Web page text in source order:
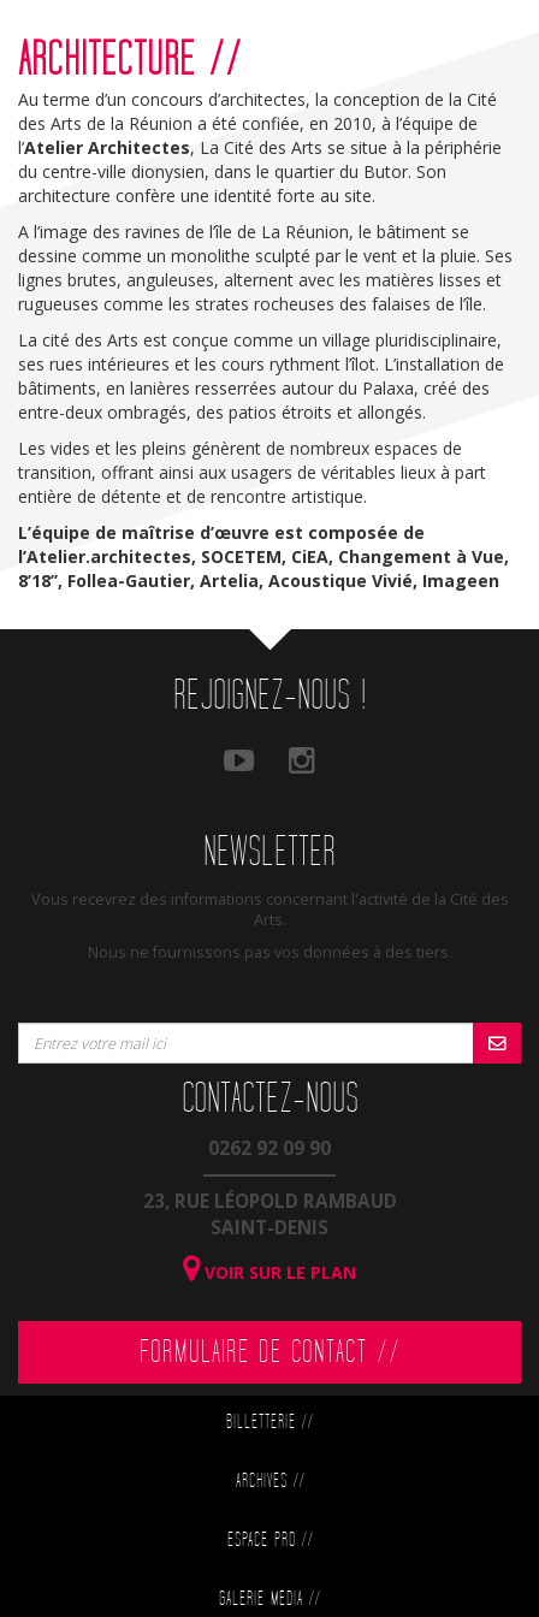
ARCHITECTURE //
Au terme d’un concours d’architectes, la conception de la Cité
des Arts de la Réunion a été confiée, en 2010, à l’équipe de
l’Atelier Architectes, La Cité des Arts se situe à la périphérie
du centre-ville dionysien, dans le quartier du Butor. Son
architecture confère une identité forte au site.
A l’image des ravines de l’île de La Réunion, le bâtiment se
dessine comme un monolithe sculpté par le vent et la pluie. Ses
lignes brutes, anguleuses, alternent avec les matières lisses et
rugueuses comme les strates rocheuses des falaises de l’île.
La cité des Arts est conçue comme un village pluridisciplinaire,
ses rues intérieures et les cours rythment l’îlot. L’installation de
bâtiments, en lanières resserrées autour du Palaxa, créé des
entre-deux ombragés, des patios étroits et allongés.
Les vides et les pleins génèrent de nombreux espaces de
transition, offrant ainsi aux usagers de véritables lieux à part
entière de détente et de rencontre artistique.
L’équipe de maîtrise d’œuvre est composée de
l’Atelier.architectes, SOCETEM, CiEA, Changement à Vue,
8’18’’, Follea-Gautier, Artelia, Acoustique Vivié, Imageen
REJOIGNEZ-NOUS !
NEWSLETTER
Vous recevrez des informations concernant l'activité de la Cité des
Arts.
Nous ne fournissons pas vos données à des tiers.
CONTACTEZ-NOUS
0262 92 09 90
23, RUE LÉOPOLD RAMBAUD
SAINT-DENIS
VOIR SUR LE PLAN
FORMULAIRE DE CONTACT //
BILLETTERIE //
ARCHIVES //
ESPACE PRO //
GALERIE MÉDIA //